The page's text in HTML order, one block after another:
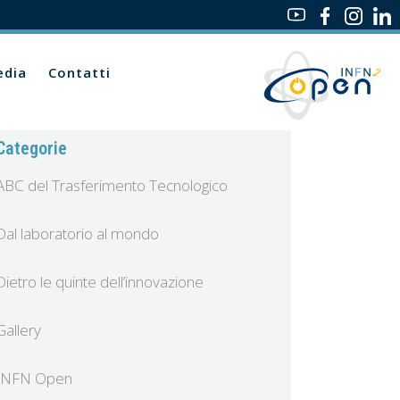
Contatti
del Trasferimento Tecnologico
laboratorio al mondo
le quinte dell’innovazione
Open